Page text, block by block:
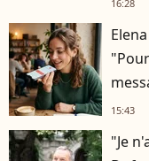
16:28
15:43
"Je